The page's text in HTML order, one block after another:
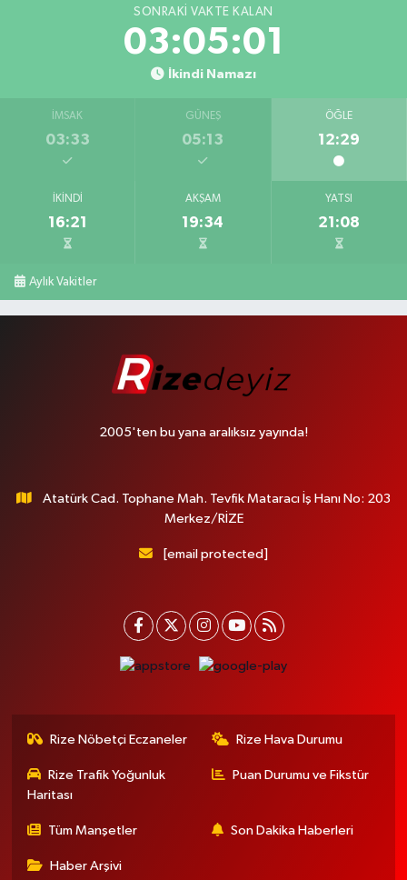
SONRAKI VAKTE KALAN
03:05:00
İkindi Namazı
İMSAK
03:33
GÜNEŞ
05:13
ÖĞLE
12:29
İKINDI
16:21
AKŞAM
19:34
YATSI
21:08
Aylık Vakitler
2005'ten bu yana aralıksız yayında!
Atatürk Cad. Tophane Mah. Tevfik Mataracı İş Hanı No: 203
Merkez/RİZE
[email protected]
Rize Nöbetçi Eczaneler Rize Hava Durumu
Rize Trafik Yoğunluk
Haritası
Puan Durumu ve Fikstür
Tüm Manşetler Son Dakika Haberleri
Haber Arşivi